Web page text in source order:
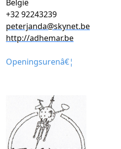
België
+32 92243239
peterjanda@skynet.be
http://adhemar.be
Openingsurenâ€¦